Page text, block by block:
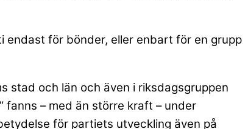
endast för bönder, eller enbart för en grupp
stad och län och även i riksdagsgruppen
fanns – med än större kraft – under
för partiets utveckling även på